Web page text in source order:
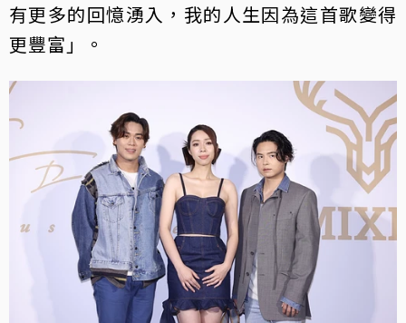
有更多的回憶湧入，我的人生因為這首歌變得
更豐富」。